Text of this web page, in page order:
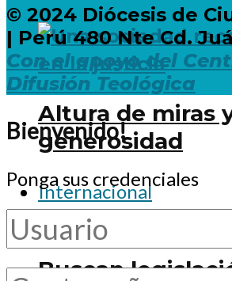
Altura de miras
generosidad
Internacional
Buscan
© 2024 Diócesis de
| Perú 480 Nte Cd.
Con el apoyo del
Difusión Teológica
Bienvenido!
Ponga sus credenciales